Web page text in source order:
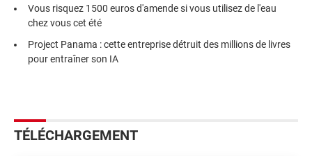
Vous risquez 1500 euros d'amende si vous utilisez de l'eau
chez vous cet été
Project Panama : cette entreprise détruit des millions de livres
pour entraîner son IA
TÉLÉCHARGEMENT